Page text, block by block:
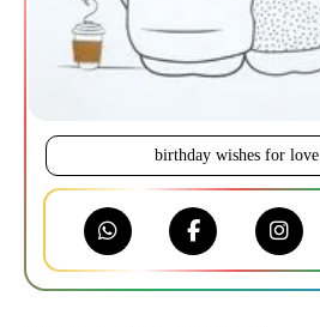
birthday wishes for love